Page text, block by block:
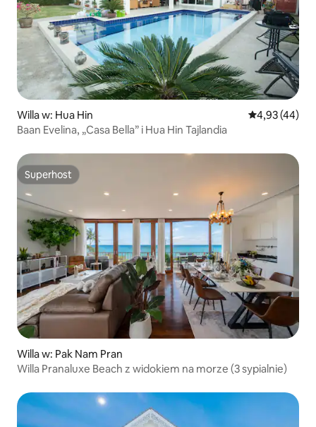
Willa w: Hua Hin Średnia
4,93 (44)
Baan Evelina, „Casa Bella” i Hua Hin Tajlandia
Superhost
Superhost
Willa w: Pak Nam Pran
Willa Pranaluxe Beach z widokiem na morze (3 sypialnie)